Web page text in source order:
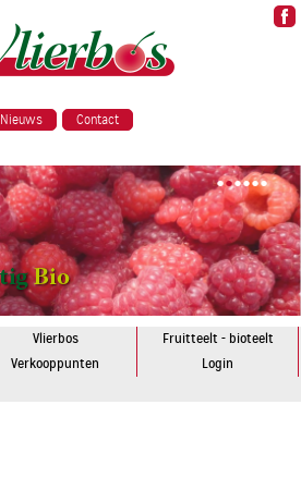
Nieuws Contact
••••••
Vlierbos
Fruitteelt - bioteelt
Verkooppunten
Login